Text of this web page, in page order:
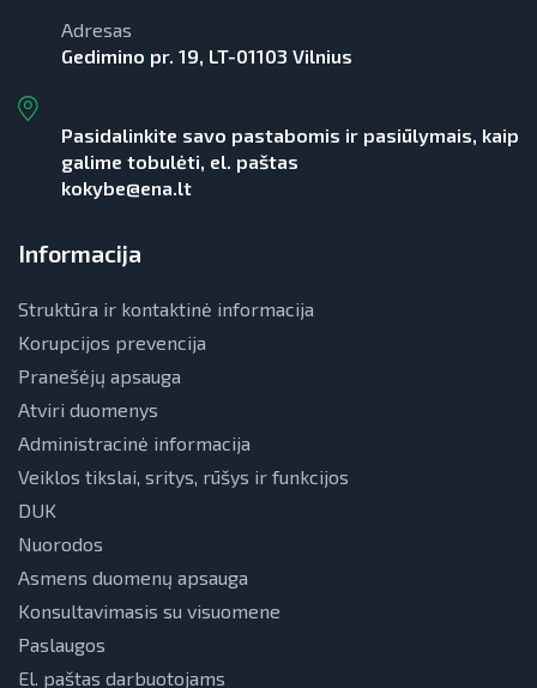
Adresas
Gedimino pr. 19, LT-01103 Vilnius
Pasidalinkite savo pastabomis ir pasiūlymais, kaip
galime tobulėti, el. paštas
kokybe@ena.lt
Informacija
Struktūra ir kontaktinė informacija
Korupcijos prevencija
Pranešėjų apsauga
Atviri duomenys
Administracinė informacija
Veiklos tikslai, sritys, rūšys ir funkcijos
DUK
Nuorodos
Asmens duomenų apsauga
Konsultavimasis su visuomene
Paslaugos
El. paštas darbuotojams